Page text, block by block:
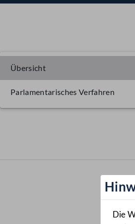
Die
Übersicht
Parlamentarisches Verfahren